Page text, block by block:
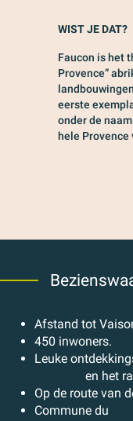
WIST JE DAT?
Faucon is het
Provence”
eerste
onder de
hele Provence
Afstand tot
450 inwoners.
Leuke
en het
Op de route van
Commune du